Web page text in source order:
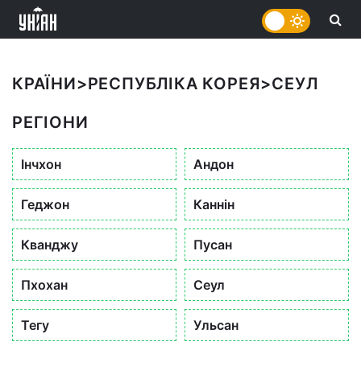
КРАЇНИ>РЕСПУБЛІКА КОРЕЯ>СЕУЛ
РЕГІОНИ
Інчхон Андон
Геджон Каннін
Кванджу Пусан
Пхохан Сеул
Тегу Ульсан